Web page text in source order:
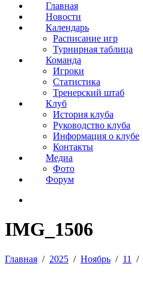
Главная
Новости
Календарь
Расписание игр
Турнирная таблица
Команда
Игроки
Статистика
Тренерский штаб
Клуб
История клуба
Руководство клуба
Информация о клубе
Контакты
Медиа
Фото
Форум
IMG_1506
Главная 2025 Ноябрь 11